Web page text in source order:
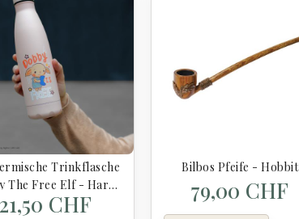
Trinkflasche
The Free Elf - Harry
Potter
21,50 CHF
Bilbos Pfeife - Hobbit
79,00 CHF